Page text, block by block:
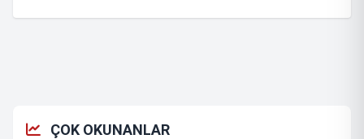
ÇOK OKUNANLAR